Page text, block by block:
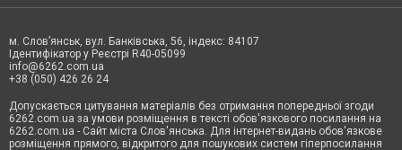
м. Слов’янськ, вул. Банківська, 56, індекс: 84107
Ідентифікатор у Реєстрі R40-05099
info@6262.com.ua
+38 (050) 426 26 24
Допускається цитування матеріалів без отримання попередньої згоди
6262.com.ua за умови розміщення в тексті обов'язкового посилання на
6262.com.ua - Сайт міста Слов'янська. Для інтернет-видань обов'язкове
розміщення прямого, відкритого для пошукових систем гіперпосилання